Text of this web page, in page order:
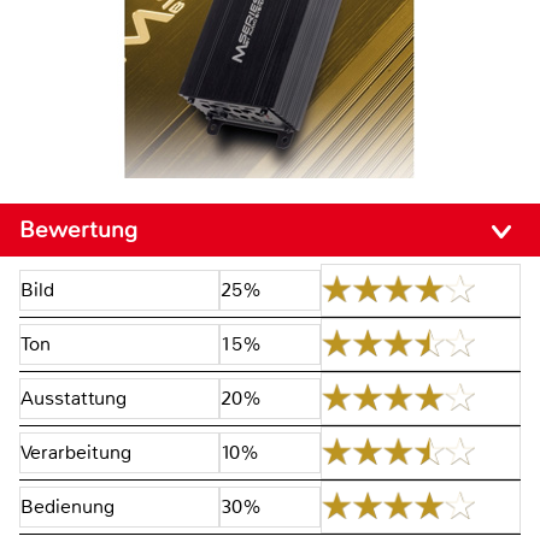
Bewertung
Bild 25%
Ton 15%
Ausstattung 20%
Verarbeitung 10%
Bedienung 30%